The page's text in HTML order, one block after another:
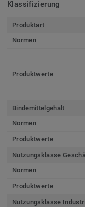
Klassifizierung
Produktart
Normen
Produktwerte
Bindemittelgehalt
Normen
Produktwerte
Nutzungsklasse
Normen
Produktwerte
Nutzungsklasse